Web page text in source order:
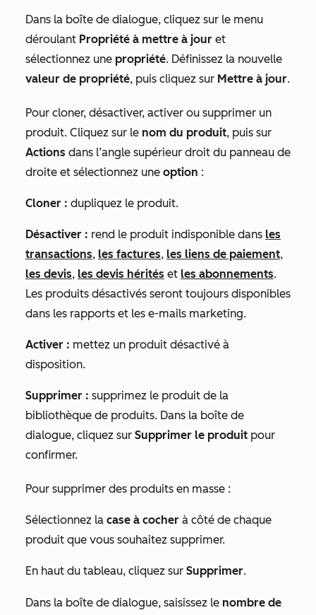
Dans la boîte de dialogue, cliquez sur le menu
déroulant Propriété à mettre à jour et
sélectionnez une propriété. Définissez la nouvelle
valeur de propriété, puis cliquez sur Mettre à jour.
Pour cloner, désactiver, activer ou supprimer un
produit. Cliquez sur le nom du produit, puis sur
Actions dans l’angle supérieur droit du panneau de
droite et sélectionnez une option :
Cloner : dupliquez le produit.
Désactiver : rend le produit indisponible dans les
transactions, les factures, les liens de paiement,
les devis, les devis hérités et les abonnements.
Les produits désactivés seront toujours disponibles
dans les rapports et les e-mails marketing.
Activer : mettez un produit désactivé à
disposition.
Supprimer : supprimez le produit de la
bibliothèque de produits. Dans la boîte de
dialogue, cliquez sur Supprimer le produit pour
confirmer.
Pour supprimer des produits en masse :
Sélectionnez la case à cocher à côté de chaque
produit que vous souhaitez supprimer.
En haut du tableau, cliquez sur Supprimer.
Dans la boîte de dialogue, saisissez le nombre de